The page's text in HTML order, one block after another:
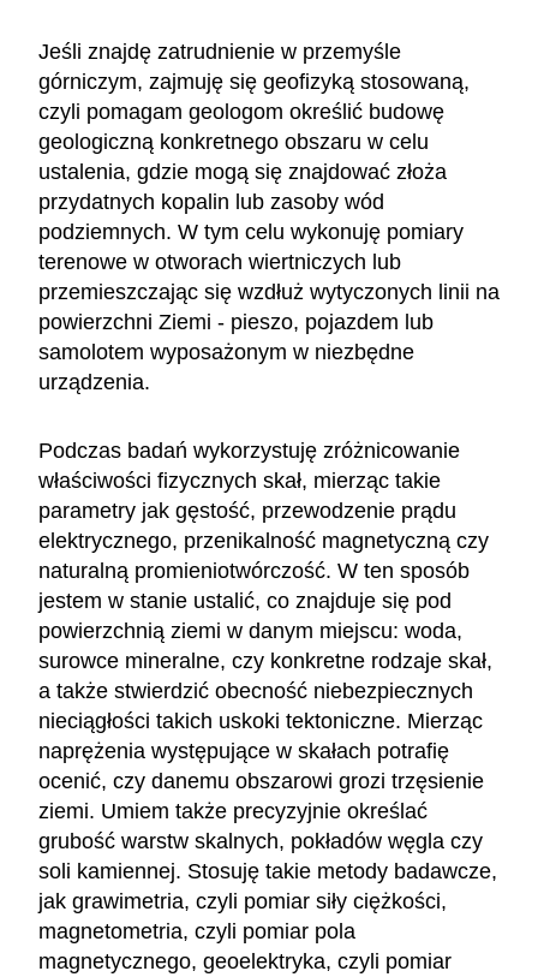
Jeśli znajdę zatrudnienie w przemyśle
górniczym, zajmuję się geofizyką stosowaną,
czyli pomagam geologom określić budowę
geologiczną konkretnego obszaru w celu
ustalenia, gdzie mogą się znajdować złoża
przydatnych kopalin lub zasoby wód
podziemnych. W tym celu wykonuję pomiary
terenowe w otworach wiertniczych lub
przemieszczając się wzdłuż wytyczonych linii na
powierzchni Ziemi - pieszo, pojazdem lub
samolotem wyposażonym w niezbędne
urządzenia.
Podczas badań wykorzystuję zróżnicowanie
właściwości fizycznych skał, mierząc takie
parametry jak gęstość, przewodzenie prądu
elektrycznego, przenikalność magnetyczną czy
naturalną promieniotwórczość. W ten sposób
jestem w stanie ustalić, co znajduje się pod
powierzchnią ziemi w danym miejscu: woda,
surowce mineralne, czy konkretne rodzaje skał,
a także stwierdzić obecność niebezpiecznych
nieciągłości takich uskoki tektoniczne. Mierząc
naprężenia występujące w skałach potrafię
ocenić, czy danemu obszarowi grozi trzęsienie
ziemi. Umiem także precyzyjnie określać
grubość warstw skalnych, pokładów węgla czy
soli kamiennej. Stosuję takie metody badawcze,
jak grawimetria, czyli pomiar siły ciężkości,
magnetometria, czyli pomiar pola
magnetycznego, geoelektryka, czyli pomiar